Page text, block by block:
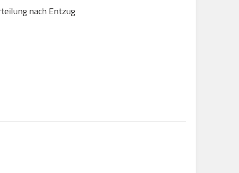
nach Entzug